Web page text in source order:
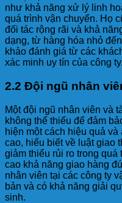
như khả năng xử lý linh
quá trình vận chuyển. Họ
đối tác rộng rãi và khả
dạng, từ hàng hóa nhỏ
khảo đánh giá từ các
xác minh uy tín của công ty.
2.2 Đội ngũ nhân
Một đội ngũ nhân viên và
không thể thiếu để đảm
hiện một cách hiệu quả
cao, hiểu biết về luật giao
giảm thiểu rủi ro trong
cao khả năng giao hàng
nhân viên tại các công ty
bản và có khả năng giải
sinh.